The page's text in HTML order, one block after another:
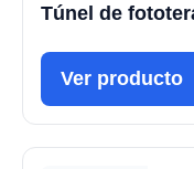
Túnel de
Ver producto